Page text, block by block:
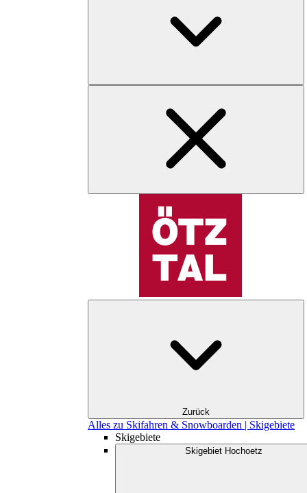
Zurück
Alles zu Skifahren & Snowboarden | Skigebiete
Skigebiete
Skigebiet Hochoetz